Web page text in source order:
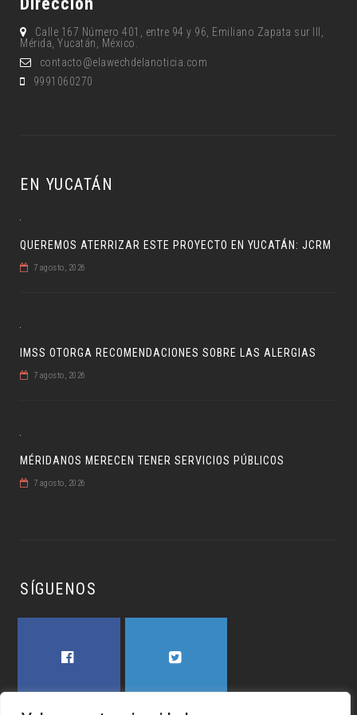
Calle 167 Número 401, entre 94 y 96, Emiliano Zapata sur lll,
Mérida, Yucatán, México.
contacto@elawechdelanoticia.com
9991060270
EN YUCATÁN
QUEREMOS ATERRIZAR ESTE PROYECTO EN YUCATÁN: JCRM
7 agosto, 2026
IMSS OTORGA RECOMENDACIONES SOBRE LAS ALERGIAS
7 agosto, 2026
MÉRIDANOS MERECEN TENER SERVICIOS PÚBLICOS
7 agosto, 2026
SÍGUENOS